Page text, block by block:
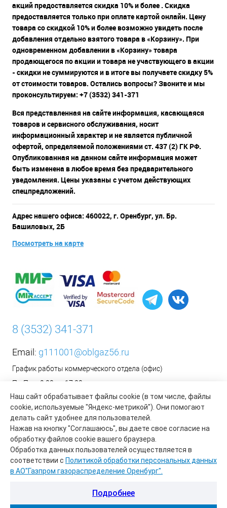
Наш сайт обрабатывает файлы cookie (в том числе, файлы
cookie, используемые "Яндекс-метрикой"). Они помогают
делать сайт удобнее для пользователей.
Нажав на кнопку "Соглашаюсь", вы даете свое согласие на
обработку файлов cookie вашего браузера.
Обработка данных пользователей осуществляется в
соответствии с Политикой обработки персональных данных
в АО"Газпром газораспределение Оренбург".
Подробнее
акций предоставляется скидка 10% и более . Скидка
предоставляется только при оплате картой онлайн. Цену
товара со скидкой 10% и более возможно увидеть после
добавления отдельно взятого товара в «Корзину». При
одновременном добавлении в «Корзину» товара
продающегося по акции и товара не участвующего в акции
- скидки не суммируются и в итоге вы получаете скидку 5%
от стоимости товаров. Остались вопросы? Звоните и мы
проконсультируем: +7 (3532) 341-371
Вся представленная на сайте информация, касающаяся
товаров и сервисного обслуживания, носит
информационный характер и не является публичной
офертой, определяемой положениями ст. 437 (2) ГК РФ.
Опубликованная на данном сайте информация может
быть изменена в любое время без предварительного
уведомления. Цены указаны с учетом действующих
спецпредложений.
Адрес нашего офиса: 460022, г. Оренбург, ул. Бр.
Башиловых, 2Б
Посмотреть на карте
8 (3532) 341-371
Email: g111001@oblgaz56.ru
График работы коммерческого отдела (офис)
Пн-Пт: с 9:00 до 17:00
Сб-Вс: Выходной
__________________________________________
Оформить заявку на установку бытового газового
оборудования возможно на сайте организации АО «Газпром
газораспределение Оренбург»:https://www.oblgaz56.ru/